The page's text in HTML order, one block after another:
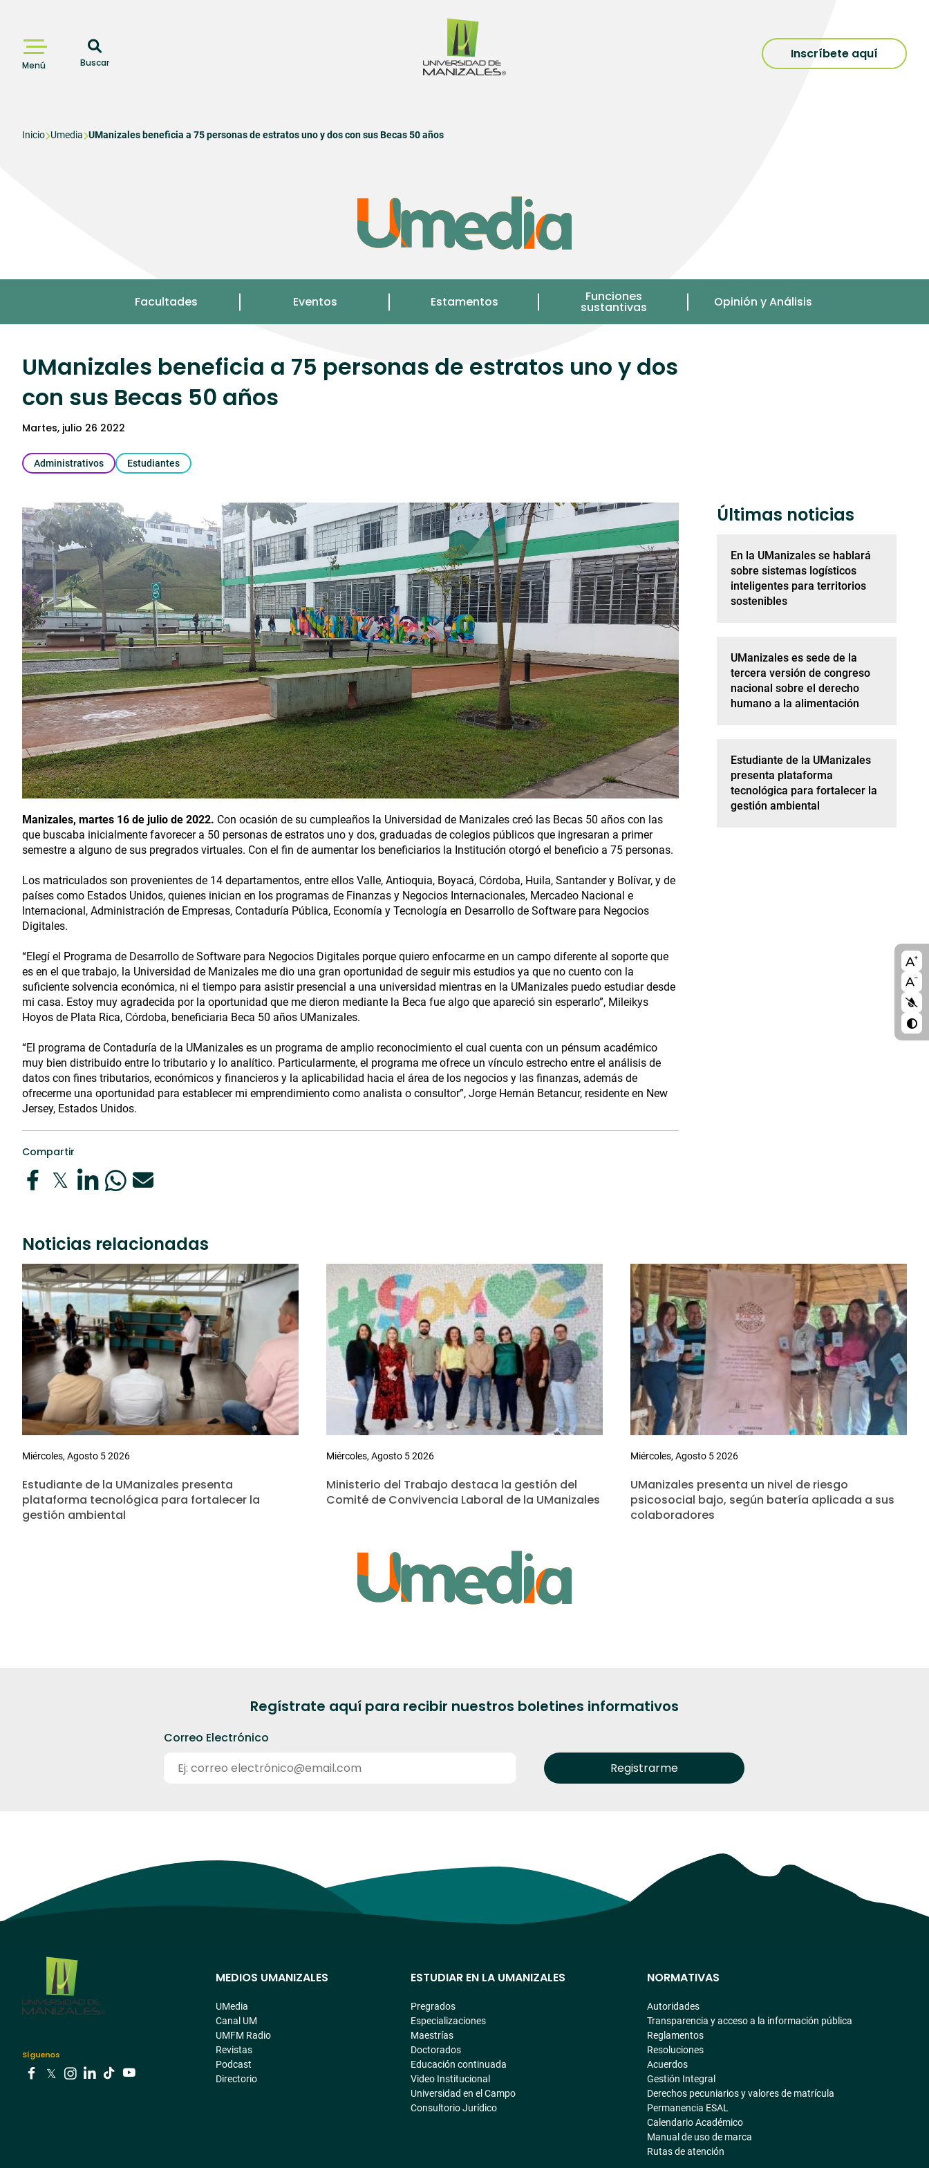
principal
Menú
Inscríbete aquí
Buscar
Sobrescribir
Inicio Umedia UManizales beneficia a 75 personas de estratos uno y dos con sus Becas 50 años
Facultades Eventos Estamentos Funciones
sustantivas Opinión y Análisis
UManizales beneficia a 75 personas de estratos uno y dos
con sus Becas 50 años
martes, julio 26 2022
Administrativos Estudiantes
Manizales, martes 16 de julio de 2022. Con ocasión de su cumpleaños la Universidad de Manizales creó las Becas 50 años con las
que buscaba inicialmente favorecer a 50 personas de estratos uno y dos, graduadas de colegios públicos que ingresaran a primer
semestre a alguno de sus pregrados virtuales. Con el fin de aumentar los beneficiarios la Institución otorgó el beneficio a 75 personas.
Los matriculados son provenientes de 14 departamentos, entre ellos Valle, Antioquia, Boyacá, Córdoba, Huila, Santander y Bolívar, y de
países como Estados Unidos, quienes inician en los programas de Finanzas y Negocios Internacionales, Mercadeo Nacional e
Internacional, Administración de Empresas, Contaduría Pública, Economía y Tecnología en Desarrollo de Software para Negocios
Digitales.
“Elegí el Programa de Desarrollo de Software para Negocios Digitales porque quiero enfocarme en un campo diferente al soporte que
es en el que trabajo, la Universidad de Manizales me dio una gran oportunidad de seguir mis estudios ya que no cuento con la
suficiente solvencia económica, ni el tiempo para asistir presencial a una universidad mientras en la UManizales puedo estudiar desde
mi casa. Estoy muy agradecida por la oportunidad que me dieron mediante la Beca fue algo que apareció sin esperarlo”, Mileikys
Hoyos de Plata Rica, Córdoba, beneficiaria Beca 50 años UManizales.
“El programa de Contaduría de la UManizales es un programa de amplio reconocimiento el cual cuenta con un pénsum académico
muy bien distribuido entre lo tributario y lo analítico. Particularmente, el programa me ofrece un vínculo estrecho entre el análisis de
datos con fines tributarios, económicos y financieros y la aplicabilidad hacia el área de los negocios y las finanzas, además de
ofrecerme una oportunidad para establecer mi emprendimiento como analista o consultor”, Jorge Hernán Betancur, residente en New
Jersey, Estados Unidos.
Compartir
Últimas noticias
En la UManizales se hablará
sobre sistemas logísticos
inteligentes para territorios
sostenibles
UManizales es sede de la
tercera versión de congreso
nacional sobre el derecho
humano a la alimentación
Estudiante de la UManizales
presenta plataforma
tecnológica para fortalecer la
gestión ambiental
Noticias relacionadas
Miércoles, Agosto 5 2026
Estudiante de la UManizales presenta
plataforma tecnológica para fortalecer la
gestión ambiental
Miércoles, Agosto 5 2026
Ministerio del Trabajo destaca la gestión del
Comité de Convivencia Laboral de la UManizales
Miércoles, Agosto 5 2026
UManizales presenta un nivel de riesgo
psicosocial bajo, según batería aplicada a sus
colaboradores
Regístrate aquí para recibir nuestros boletines informativos
Correo Electrónico
Síguenos
Menú
pre
footer
MEDIOS UMANIZALES
UMedia
Canal UM
UMFM Radio
Revistas
Podcast
Directorio
ESTUDIAR EN LA UMANIZALES
Pregrados
Especializaciones
Maestrías
Doctorados
Educación continuada
Video Institucional
Universidad en el Campo
Consultorio Jurídico
NORMATIVAS
Autoridades
Transparencia y acceso a la información pública
Reglamentos
Resoluciones
Acuerdos
Gestión Integral
Derechos pecuniarios y valores de matrícula
Permanencia ESAL
Calendario Académico
Manual de uso de marca
Rutas de atención